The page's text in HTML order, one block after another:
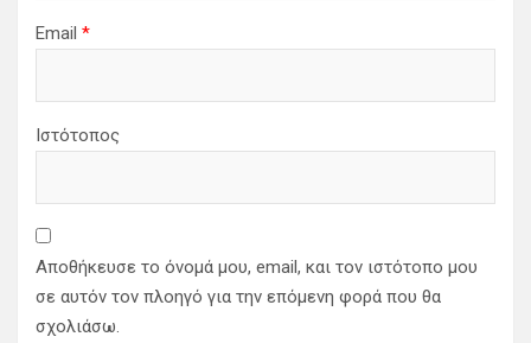
Email *
Ιστότοπος
Αποθήκευσε το όνομά μου, email, και τον ιστότοπο μου
σε αυτόν τον πλοηγό για την επόμενη φορά που θα
σχολιάσω.